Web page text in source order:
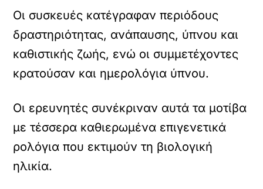
Οι συσκευές κατέγραφαν περιόδους
δραστηριότητας, ανάπαυσης, ύπνου και
καθιστικής ζωής, ενώ οι συμμετέχοντες
κρατούσαν και ημερολόγια ύπνου.
Οι ερευνητές συνέκριναν αυτά τα μοτίβα
με τέσσερα καθιερωμένα επιγενετικά
ρολόγια που εκτιμούν τη βιολογική
ηλικία.